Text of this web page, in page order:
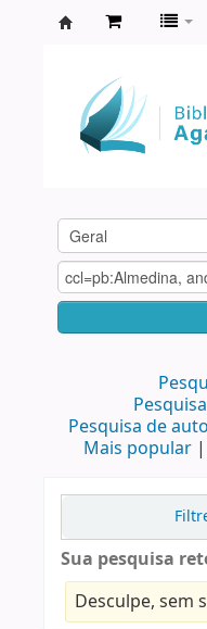
Agamenon
Magalhães
Pesquisa de
Mais popular
Sua pesquisa
Desculpe, sem